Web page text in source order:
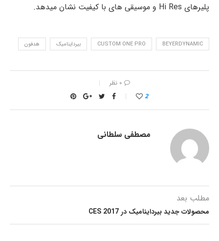
پلیرهای Hi Res و موسیقی های با کیفیت نشان میدهد.
BEYERDYNAMIC
CUSTOM ONE PRO بیرداینامیک هدفون
۰ نظر
2
مصطفی سلطانی
مطلب بعد
محصولات جدید بیرداینامیک در CES 2017